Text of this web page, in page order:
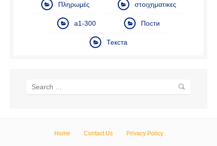
Πληρωμές στοιχηματικες
а1-300 Пости
Текста
Home Contact Us Privacy Policy